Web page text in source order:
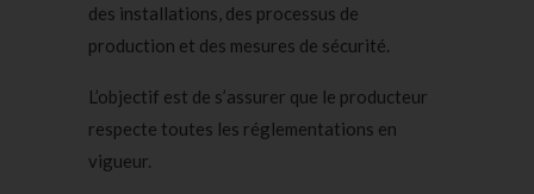
des installations, des processus de
production et des mesures de sécurité.
L’objectif est de s’assurer que le producteur
respecte toutes les réglementations en
vigueur.